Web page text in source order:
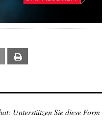
Email
Unterstützen Sie diese Form